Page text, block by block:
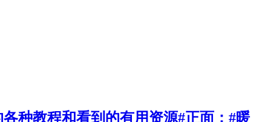
种教程和看到的有用资源#正面：#暖